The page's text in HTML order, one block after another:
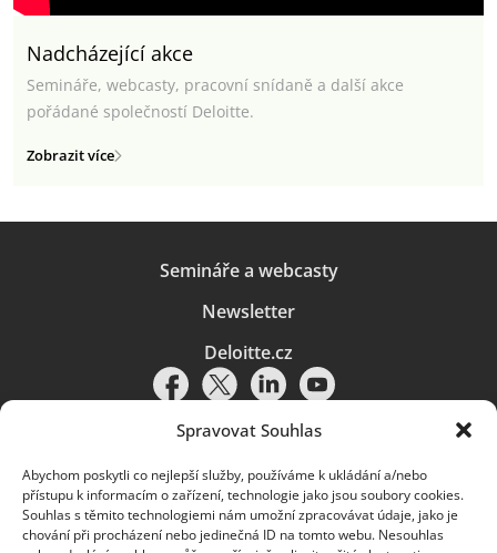
Spravovat Souhlas
Abychom poskytli co nejlepší služby, používáme k ukládání a/nebo
přístupu k informacím o zařízení, technologie jako jsou soubory cookies.
Souhlas s těmito technologiemi nám umožní zpracovávat údaje, jako je
chování při procházení nebo jedinečná ID na tomto webu. Nesouhlas
Nadcházející akce
Semináře, webcasty, pracovní snídaně a další akce
pořádané společností Deloitte.
Zobrazit více
Semináře a webcasty
Newsletter
Deloitte.cz
Pravidla používání|Ochrana osobních údajů|Soubory cookies |
Deloitte.cz
© 2026. Více informací najdete vPravidlech používání.